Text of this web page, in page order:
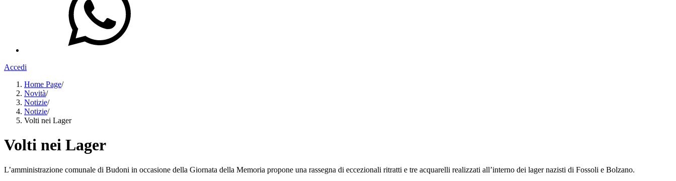
Accedi
Home Page/
Novità/
Notizie/
Notizie/
Volti nei Lager
Volti nei Lager
L’amministrazione comunale di Budoni in occasione della Giornata della Memoria propone una rassegna di eccezionali ritratti e tre acquarelli realizzati all’interno dei lager nazisti di Fossoli e Bolzano.